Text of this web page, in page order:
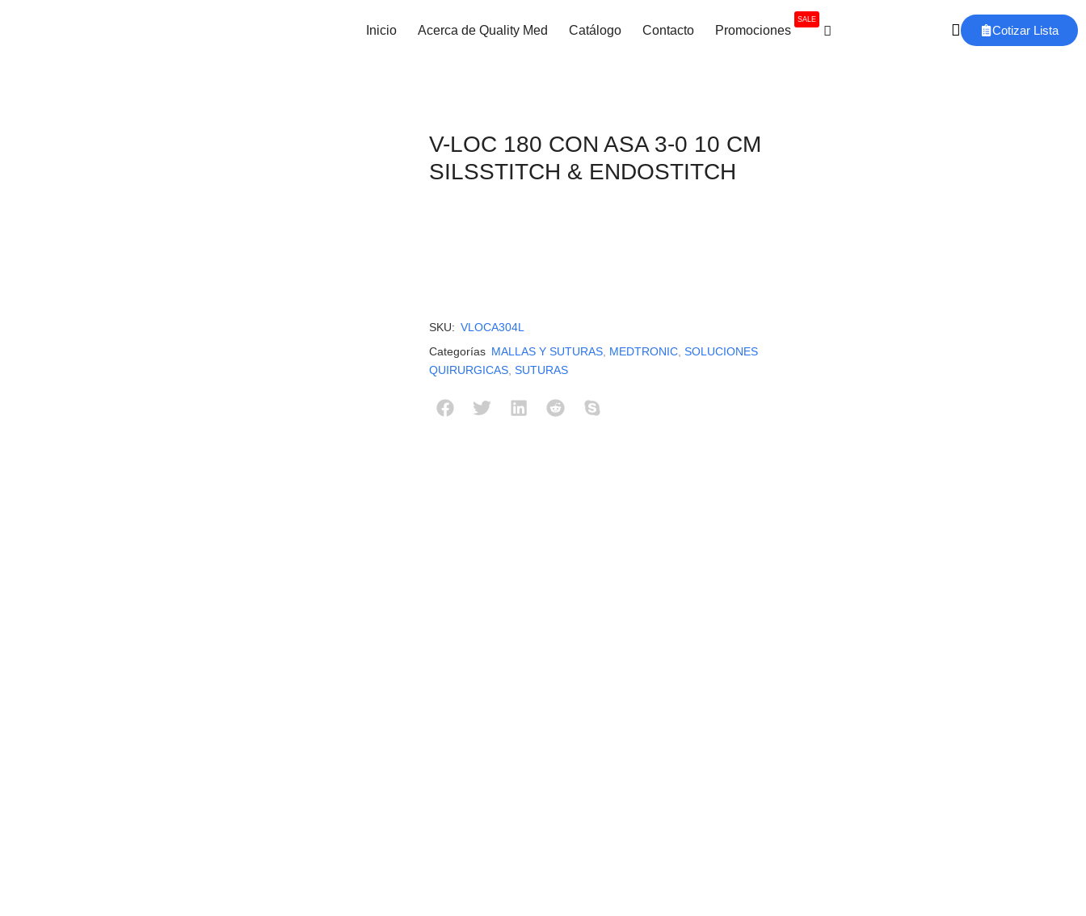
Inicio Acerca de Quality Med Catálogo Contacto Promociones
SALE
Cotizar Lista
V-LOC 180 CON ASA 3-0 10 CM
SILSSTITCH & ENDOSTITCH
SKU: VLOCA304L
Categorías MALLAS Y SUTURAS, MEDTRONIC, SOLUCIONES
QUIRURGICAS, SUTURAS